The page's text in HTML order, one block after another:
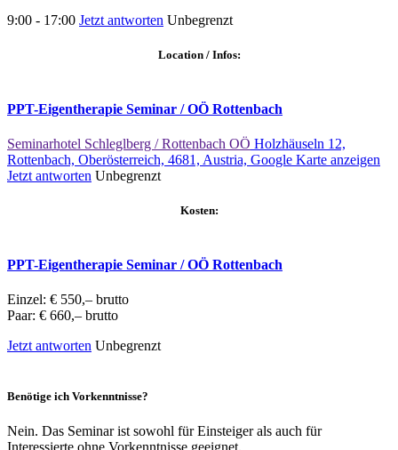
9:00 - 17:00 Jetzt antworten Unbegrenzt
Location / Infos:
PPT-Eigentherapie Seminar / OÖ Rottenbach
Seminarhotel Schleglberg / Rottenbach OÖ Holzhäuseln 12,
Rottenbach, Oberösterreich, 4681, Austria, Google Karte anzeigen
Jetzt antworten Unbegrenzt
Kosten:
PPT-Eigentherapie Seminar / OÖ Rottenbach
Einzel: € 550,– brutto
Paar: € 660,– brutto
Jetzt antworten Unbegrenzt
Benötige ich Vorkenntnisse?
Nein. Das Seminar ist sowohl für Einsteiger als auch für